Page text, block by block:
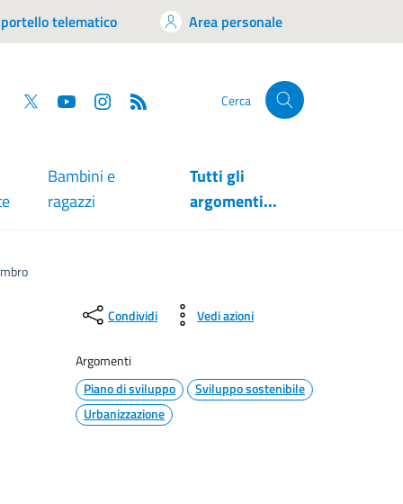
telematico Area personale
Facebook
Twitter YouTube Cerca
Bambini e
ragazzi
Tutti gli
argomenti...
Condividi Vedi azioni
Argomenti
Piano di sviluppo
Sviluppo sostenibile
Urbanizzazione